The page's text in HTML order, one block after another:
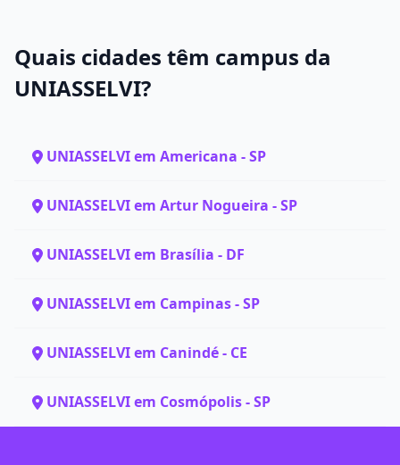
Quais cidades têm campus da
UNIASSELVI?
UNIASSELVI em Americana - SP
UNIASSELVI em Artur Nogueira - SP
UNIASSELVI em Brasília - DF
UNIASSELVI em Campinas - SP
UNIASSELVI em Canindé - CE
UNIASSELVI em Cosmópolis - SP